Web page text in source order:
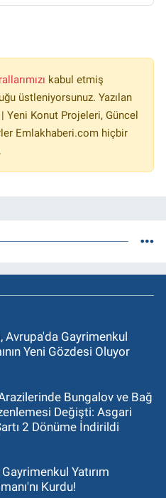
kabul etmiş
üstleniyorsunuz. Yazılan
Konut Projeleri, Güncel
Emlakhaberi.com hiçbir
Avrupa'da Gayrimenkul
Yeni Gözdesi Oluyor
Bungalov ve Bağ
Değişti: Asgari
2 Dönüme İndirildi
Yatırım
Kurdu!